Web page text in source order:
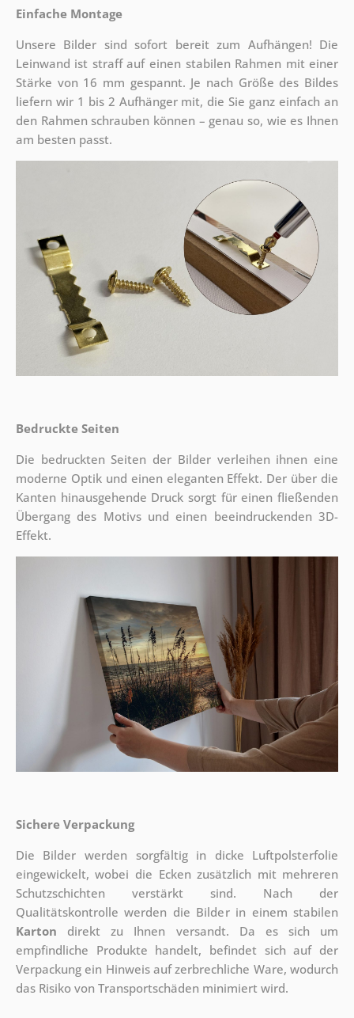
Einfache Montage
Unsere Bilder sind sofort bereit zum Aufhängen! Die
Leinwand ist straff auf einen stabilen Rahmen mit einer
Stärke von 16 mm gespannt. Je nach Größe des Bildes
liefern wir 1 bis 2 Aufhänger mit, die Sie ganz einfach an
den Rahmen schrauben können – genau so, wie es Ihnen
am besten passt.
Bedruckte Seiten
Die bedruckten Seiten der Bilder verleihen ihnen eine
moderne Optik und einen eleganten Effekt. Der über die
Kanten hinausgehende Druck sorgt für einen fließenden
Übergang des Motivs und einen beeindruckenden 3D-
Effekt.
Sichere Verpackung
Die Bilder werden sorgfältig in dicke Luftpolsterfolie
eingewickelt, wobei die Ecken zusätzlich mit mehreren
Schutzschichten verstärkt sind. Nach der
Qualitätskontrolle werden die Bilder in einem stabilen
Karton direkt zu Ihnen versandt. Da es sich um
empfindliche Produkte handelt, befindet sich auf der
Verpackung ein Hinweis auf zerbrechliche Ware, wodurch
das Risiko von Transportschäden minimiert wird.